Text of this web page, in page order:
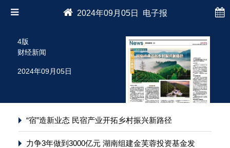
2024年09月05日 电子报
4版
财经新闻
2024年09月05日
“宿”造新业态 民宿产业开拓乡村振兴新路径
力争3年做到3000亿元 湖南组建金芙蓉投资基金发